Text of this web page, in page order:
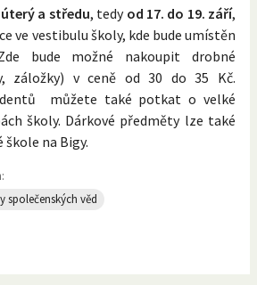
a středu, tedy od 17. do 19. září,
ve vestibulu školy, kde bude umístěn
bude možné nakoupit drobné
záložky) v ceně od 30 do 35 Kč.
můžete také potkat o velké
školy. Dárkové předměty lze také
na Bigy.
společenských věd